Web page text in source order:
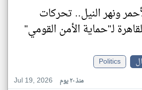
ونهر النيل.. تحركات
لـ"حماية الأمن القومي"
Politics
Jul 19, 2026
منذ ٢٠ يوم